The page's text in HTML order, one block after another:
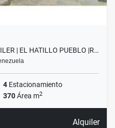
| EL HATILLO PUEBLO |R…
4 Estacionamiento
370Área m2
Alquiler